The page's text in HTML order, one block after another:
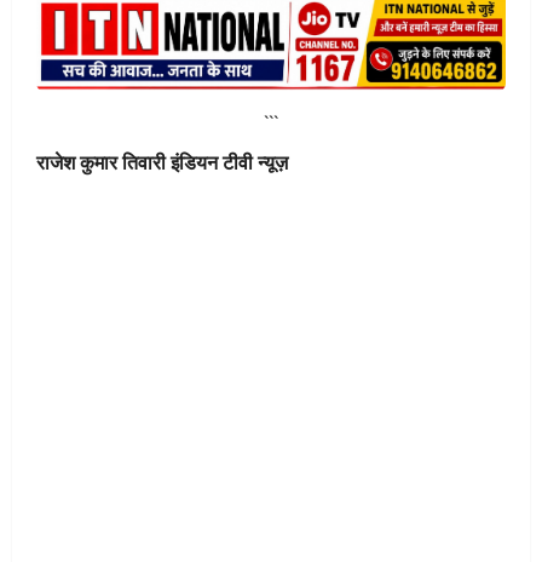
```
राजेश कुमार तिवारी इंडियन टीवी न्यूज़